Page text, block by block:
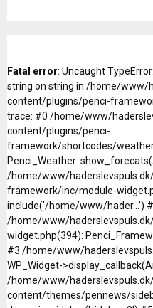
Fatal error: Uncaught
string on string in /home/www/
content/plugins/penci-
trace: #0 /home/www/
content/plugins/penci-
framework/shortcodes/
/home/www/
framework/inc/module-
include('/home/www/hader...')
/home/www/
widget.php(394):
#3 /home/www/
WP_Widget-
/home/www/
content/themes/pennews/